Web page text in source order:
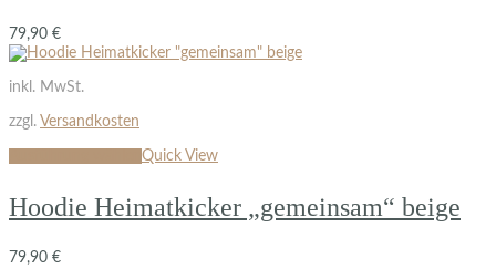
79,90 €
inkl. MwSt.
zzgl. Versandkosten
Quick View
Hoodie Heimatkicker „gemeinsam“ beige
79,90 €